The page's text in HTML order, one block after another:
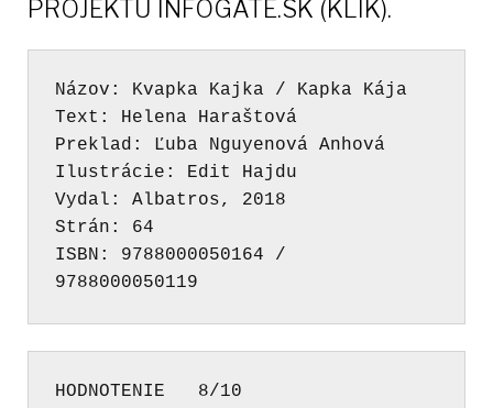
PROJEKTU INFOGATE.SK (KLIK).
Názov
Text: Helena Haraštová
Preklad: Ľuba Nguyenová Anhová
Ilustrácie: Edit Hajdu
Vydal
Strán
ISBN :
9788000050164 /
9788000050119
HODNOTENIE   8/10